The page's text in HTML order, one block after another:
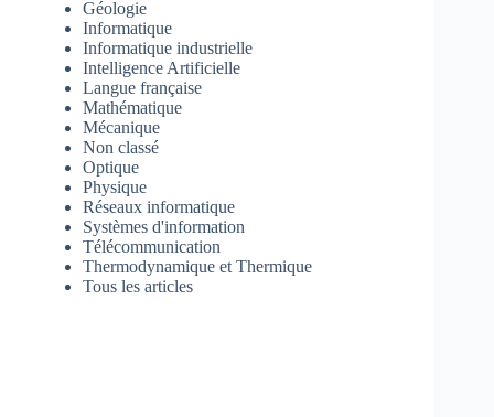
Géologie
Informatique
Informatique industrielle
Intelligence Artificielle
Langue française
Mathématique
Mécanique
Non classé
Optique
Physique
Réseaux informatique
Systèmes d'information
Télécommunication
Thermodynamique et Thermique
Tous les articles